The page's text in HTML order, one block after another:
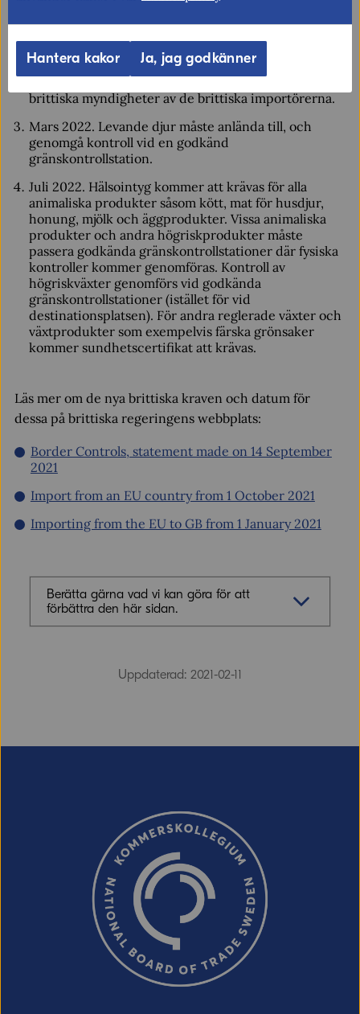
ekologiska produkter. Animaliska produkter, liksom
produkter som inte är av animaliskt ursprung men
brittiska myndigheter av de brittiska importörerna.
Mars 2022. Levande djur måste anlända till, och
genomgå kontroll vid en godkänd
gränskontrollstation.
Juli 2022. Hälsointyg kommer att krävas för alla
animaliska produkter såsom kött, mat för husdjur,
honung, mjölk och äggprodukter. Vissa animaliska
produkter och andra högriskprodukter måste
passera godkända gränskontrollstationer där fysiska
kontroller kommer genomföras. Kontroll av
högriskväxter genomförs vid godkända
gränskontrollstationer (istället för vid
destinationsplatsen). För andra reglerade växter och
växtprodukter som exempelvis färska grönsaker
kommer sundhetscertifikat att krävas.
Läs mer om de nya brittiska kraven och datum för
dessa på brittiska regeringens webbplats:
Border Controls, statement made on 14 September
2021
Import from an EU country from 1 October 2021
Importing from the EU to GB from 1 January 2021
Berätta gärna vad vi kan göra för att
förbättra den här sidan.
Ordverifiering Uppdatera captcha
Uppdaterad: 2021-02-11
Hantera kakor Ja, jag godkänner